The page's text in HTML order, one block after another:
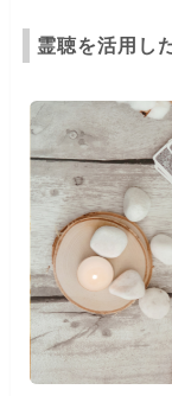
霊聴を活用し